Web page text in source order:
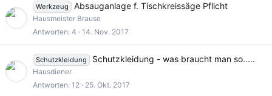
Werkzeug Absauganlage f. Tischkreissäge Pflicht
Hausmeister Brause
Antworten 4 14. Nov. 2017
Schutzkleidung Schutzkleidung - was braucht man so.....
Hausdiener
Antworten 12 25. Okt. 2017